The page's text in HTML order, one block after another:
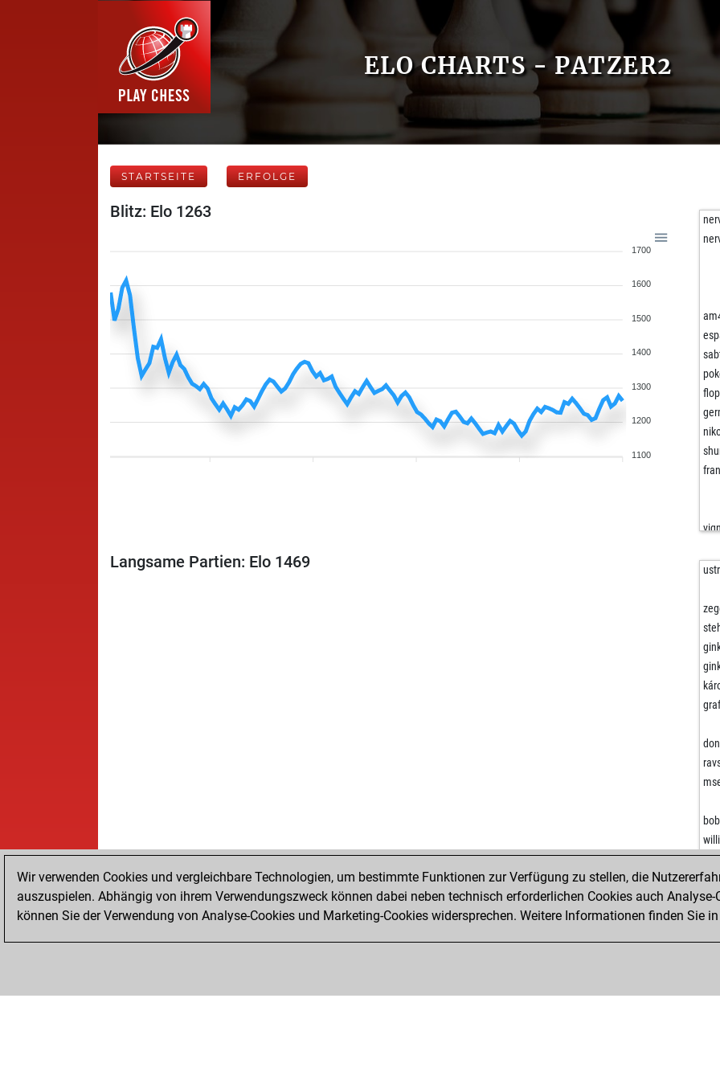
ELO CHARTS - PATZER2
STARTSEITE ERFOLGE
Blitz: Elo 1263
1700
1600
1500
1400
1300
1200
1100
Langsame Partien: Elo 1469
STARTSEITE
Wir verwenden Cookies und vergleichbare Technologien, um bestimmte Funktionen zur Verfügung zu stellen, die
auszuspielen. Abhängig von ihrem Verwendungszweck können dabei neben technisch erforderlichen Cookies auch
können Sie der Verwendung von Analyse-Cookies und Marketing-Cookies widersprechen. Weitere Informationen finden Sie